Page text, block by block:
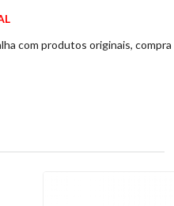
com produtos originais,